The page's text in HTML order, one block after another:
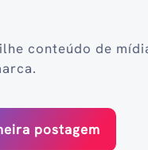
conteúdo de
postagem